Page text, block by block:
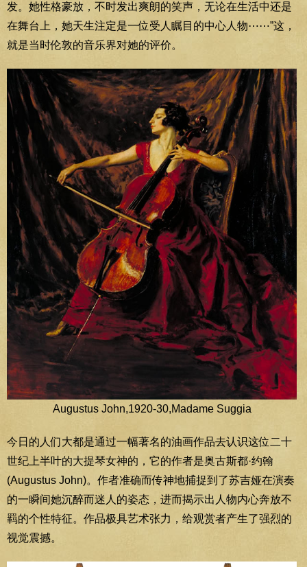
发。她性格豪放，不时发出爽朗的笑声，无论在生活中还是
在舞台上，她天生注定是一位受人瞩目的中心人物⋯⋯”这，
就是当时伦敦的音乐界对她的评价。
Augustus John,1920-30,Madame Suggia
今日的人们大都是通过一幅著名的油画作品去认识这位二十
世纪上半叶的大提琴女神的，它的作者是奥古斯都·约翰
(Augustus John)。作者准确而传神地捕捉到了苏吉娅在演奏
的一瞬间她沉醉而迷人的姿态，进而揭示出人物内心奔放不
羁的个性特征。作品极具艺术张力，给观赏者产生了强烈的
视觉震撼。